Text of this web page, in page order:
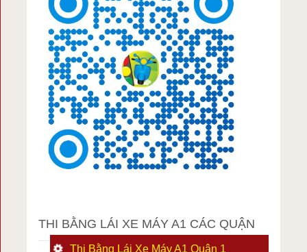
THI BẰNG LÁI XE MÁY A1 CÁC QUẬN
Thi Bằng Lái Xe Máy A1 Quận 1